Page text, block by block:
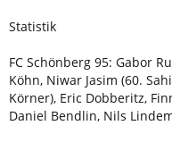
Statistik
FC Schönberg 95: Gabor
Köhn, Niwar Jasim (60.
Körner), Eric Dobberitz,
Daniel Bendlin, Nils